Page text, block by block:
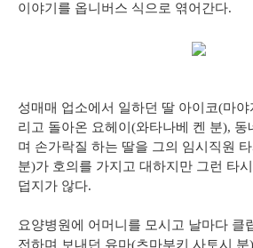
이야기를 옵니버스 식으로 엮어간다.
성매매 업소에서 일하던 딸 아이코(마야
리고 돌아온 요헤이(와타나베 켄 분), 동
며 손가락질 하는 딸을 그의 임시직원
분)가 호의를 가지고 대하지만 그런 타
덥지가 않다.
요양병원에 어머니를 모시고 날마다 클
전하며 보내던 유마(츠마부키 사토시